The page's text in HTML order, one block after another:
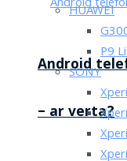
Android
– ar verta?
HUAWEI
P9
SONY